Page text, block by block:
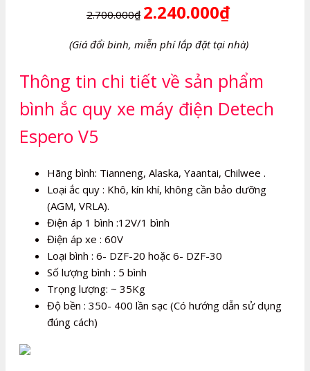
2.700.000₫ 2.240.000₫
(Giá đổi binh, miễn phí lắp đặt tại nhà)
Thông tin chi tiết về sản phẩm
bình ắc quy xe máy điện Detech
Espero V5
Hãng bình: Tianneng, Alaska, Yaantai, Chilwee .
Loại ắc quy : Khô, kín khí, không cần bảo dưỡng
(AGM, VRLA).
Điện áp 1 bình :12V/1 bình
Điện áp xe : 60V
Loại bình : 6- DZF-20 hoặc 6- DZF-30
Số lượng bình : 5 bình
Trọng lượng: ~ 35Kg
Độ bền : 350- 400 lần sạc (Có hướng dẫn sử dụng
đúng cách)